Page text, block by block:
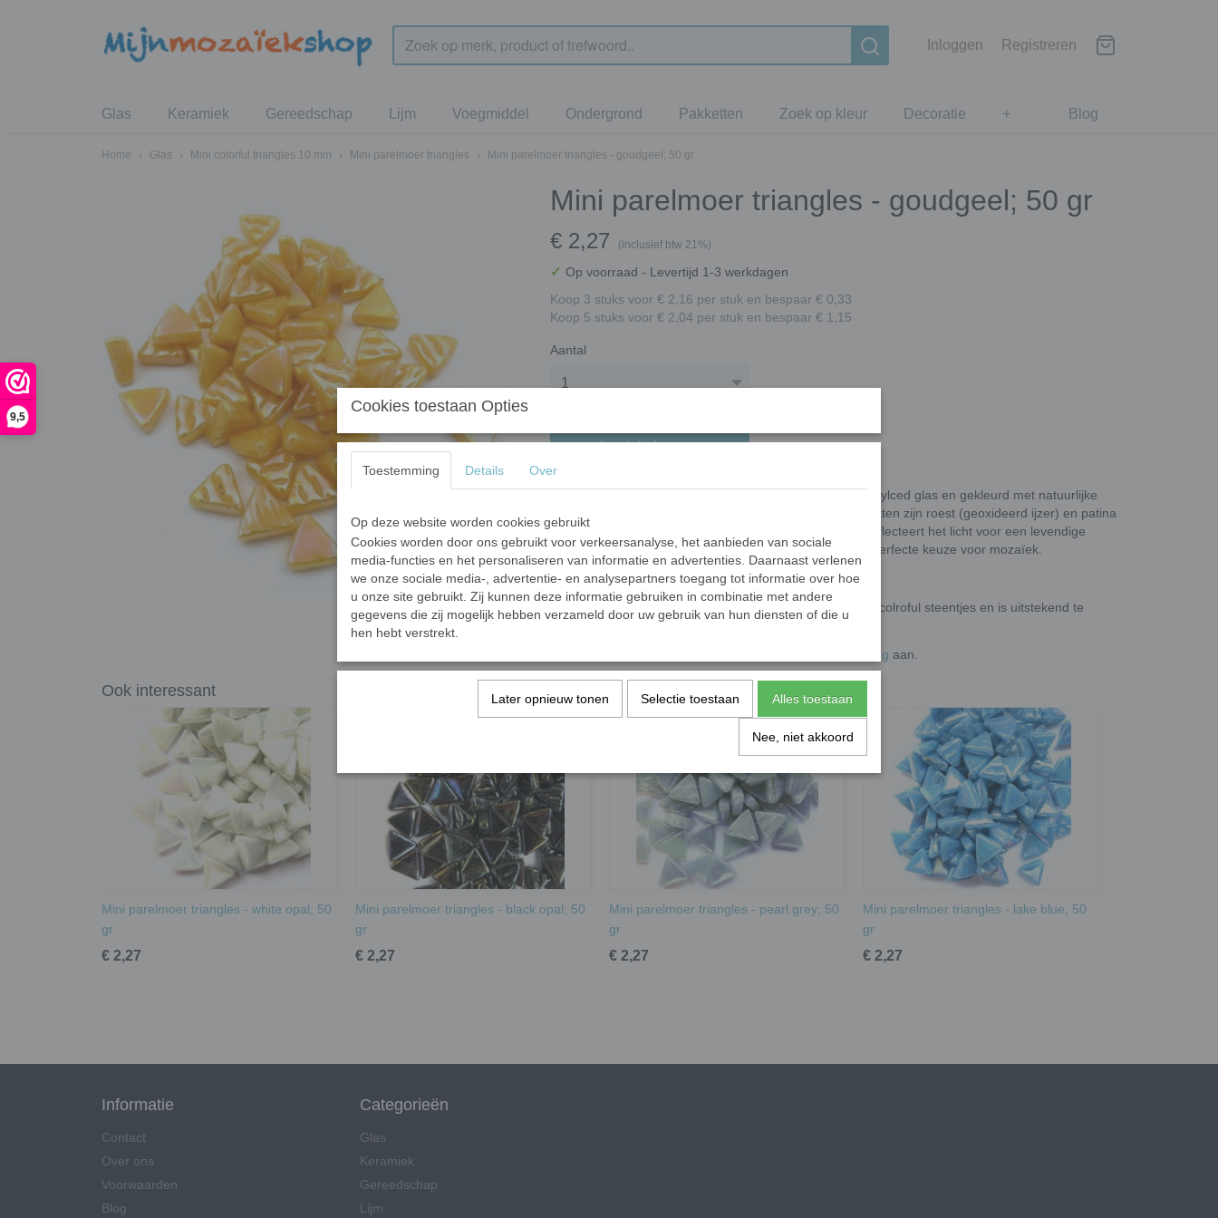
9,5
Inloggen Registreren
Blog
Glas Keramiek Gereedschap Lijm Voegmiddel Ondergrond Pakketten Zoek op kleur Decoratie +
Home › Glas › Mini colorful triangles 10 mm › Mini parelmoer triangles › Mini parelmoer triangles - goudgeel; 50 gr
Mini parelmoer triangles - goudgeel; 50 gr
€ 2,27 (inclusief btw 21%)
✓ Op voorraad - Levertijd 1-3 werkdagen
Koop 3 stuks voor € 2,16 per stuk en bespaar € 0,33
Koop 5 stuks voor € 2,04 per stuk en bespaar € 1,15
Aantal
In winkelwagen
50 gram (circa 85 steentjes) steentjes gemaakt van gerecylced glas en gekleurd met natuurlijke
mineralen en kleur-oxidaten. Voorbeelden van kleur-oxidaten zijn roest (geoxideerd ijzer) en patina
(geoxideerd koper). Het oppervlak is glad en egaal en reflecteert het licht voor een levendige
kleur. Door de brede selectie aan kleuren maakt dit een perfecte keuze voor mozaïek.
Afmeting: 10 x 10 x 10 mm. Met een dikte 4 mm.
De mini colorful triangle is onderdeel van de overige mini colroful steentjes en is uitstekend te
combineren met alle glas mozaïek steentjes.
wieltjestang aan.
Ook interessant
Mini parelmoer triangles - white opal; 50
gr
€ 2,27
Mini parelmoer triangles - black opal; 50
gr
€ 2,27
Mini parelmoer triangles - pearl grey; 50
gr
€ 2,27
Mini parelmoer triangles - lake blue; 50
gr
€ 2,27
Informatie
Contact
Over ons
Voorwaarden
Blog
Categorieën
Glas
Keramiek
Gereedschap
Lijm
Cookies toestaan Opties
Toestemming Details Over
Op deze website worden cookies gebruikt
Cookies worden door ons gebruikt voor verkeersanalyse, het aanbieden van sociale
media-functies en het personaliseren van informatie en advertenties. Daarnaast verlenen
we onze sociale media-, advertentie- en analysepartners toegang tot informatie over hoe
u onze site gebruikt. Zij kunnen deze informatie gebruiken in combinatie met andere
gegevens die zij mogelijk hebben verzameld door uw gebruik van hun diensten of die u
hen hebt verstrekt.
Later opnieuw tonen Selectie toestaan Alles toestaan
Nee, niet akkoord